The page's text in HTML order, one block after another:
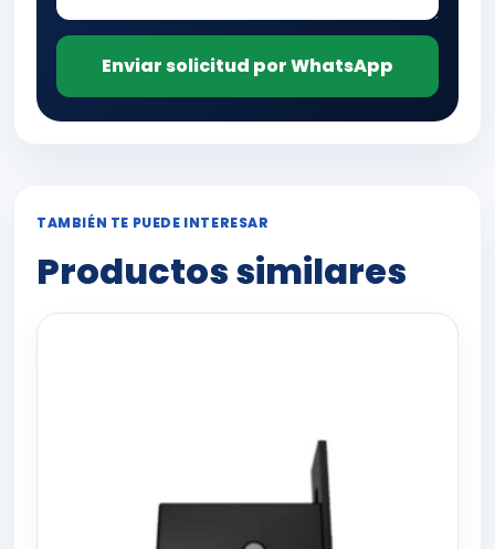
Enviar solicitud por WhatsApp
TAMBIÉN TE PUEDE INTERESAR
Productos similares